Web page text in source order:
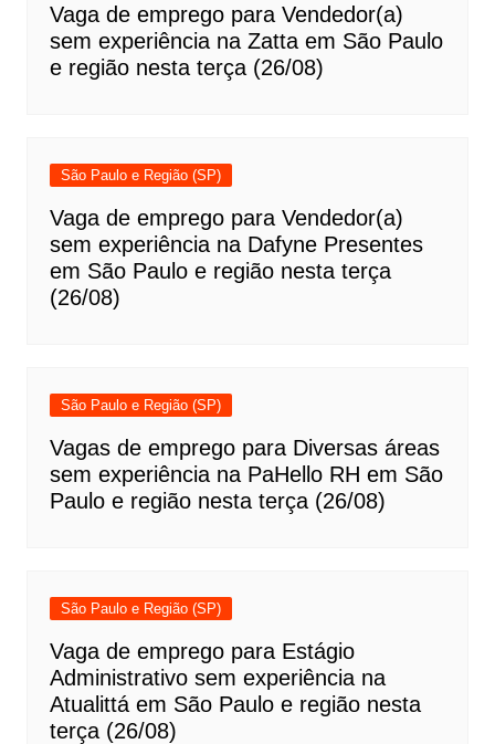
Vaga de emprego para Vendedor(a)
sem experiência na Zatta em São Paulo
e região nesta terça (26/08)
São Paulo e Região (SP)
Vaga de emprego para Vendedor(a)
sem experiência na Dafyne Presentes
em São Paulo e região nesta terça
(26/08)
São Paulo e Região (SP)
Vagas de emprego para Diversas áreas
sem experiência na PaHello RH em São
Paulo e região nesta terça (26/08)
São Paulo e Região (SP)
Vaga de emprego para Estágio
Administrativo sem experiência na
Atualittá em São Paulo e região nesta
terça (26/08)